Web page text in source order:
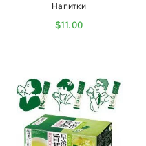
Напитки
$11.00